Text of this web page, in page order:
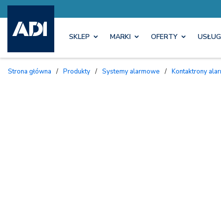
SKLEP MARKI OFERTY
Strona główna / Produkty / Systemy alarmowe / Kontaktrony